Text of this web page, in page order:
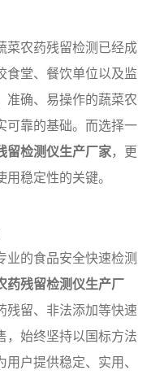
菜农药残留检测已经成
食堂、餐饮单位以及监
准确、易操作的蔬菜农
可靠的基础。而选择一
留检测仪生产厂家，更
稳定性的关键。
业的食品安全快速检测
药残留检测仪生产厂
残留、非法添加等快速
，始终坚持以国标方法
户提供稳定、实用、